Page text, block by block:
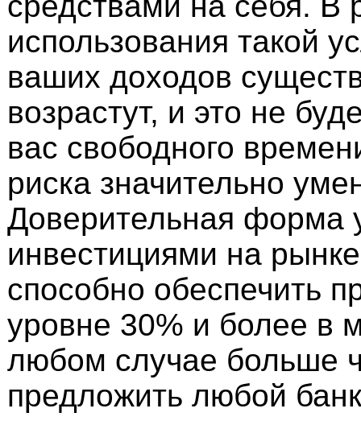
использования такой
ваших доходов
возрастут, и это не
вас свободного
риска значительно
Доверительная форма
инвестициями на
способно обеспечить
уровне 30% и более в
любом случае больше
предложить любой